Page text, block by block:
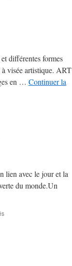
différentes formes
à visée artistique. ART
en … Continuer la
lien avec le jour et la
du monde.Un
sur